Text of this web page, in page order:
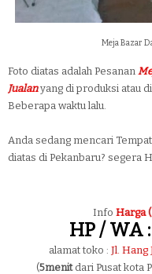
Meja Bazar
Foto diatas adalah Pesanan
Jualanyang di produksi atau
Beberapa waktu lalu.
Anda sedang mencari
diatas di Pekanbaru? segera
Info Harga
HP / WA :
alamat toko : Jl. Hang
(5menitdari Pusat kota